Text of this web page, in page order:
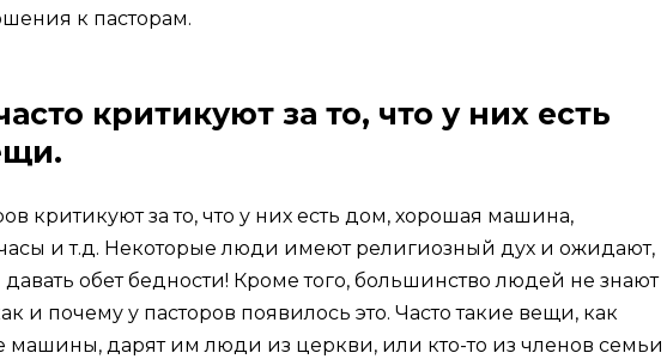
к пасторам.
критикуют за то, что у них есть
критикуют за то, что у них есть дом, хорошая машина,
и т.д. Некоторые люди имеют религиозный дух и ожидают,
обет бедности! Кроме того, большинство людей не знают
и почему у пасторов появилось это. Часто такие вещи, как
машины, дарят им люди из церкви, или кто-то из членов семьи